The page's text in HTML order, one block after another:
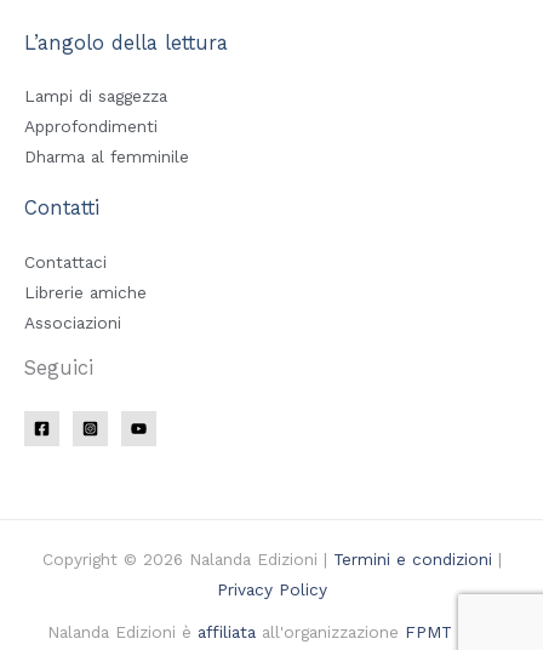
L’angolo della lettura
Lampi di saggezza
Approfondimenti
Dharma al femminile
Contatti
Contattaci
Librerie amiche
Associazioni
Seguici
Copyright © 2026 Nalanda Edizioni | Termini e condizioni |
Privacy Policy
Nalanda Edizioni è affiliata all'organizzazione FPMT Italia